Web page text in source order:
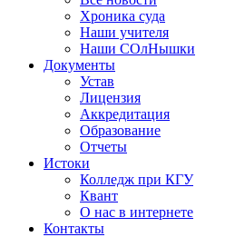
Хроника суда
Наши учителя
Наши СОлНышки
Документы
Устав
Лицензия
Аккредитация
Образование
Отчеты
Истоки
Колледж при КГУ
Квант
О нас в интернете
Контакты